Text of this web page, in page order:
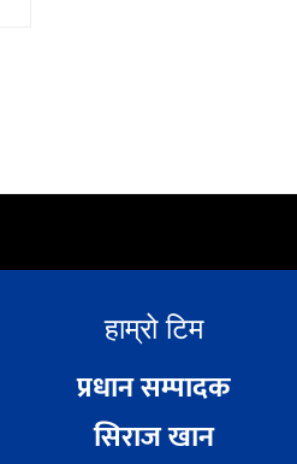
हाम्रो टिम
प्रधान सम्पादक
सिराज खान